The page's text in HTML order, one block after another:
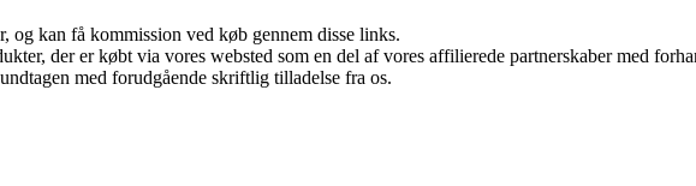
kan få kommission ved køb gennem disse links.
der er købt via vores websted som en del af vores affilierede partnerskaber med
med forudgående skriftlig tilladelse fra os.